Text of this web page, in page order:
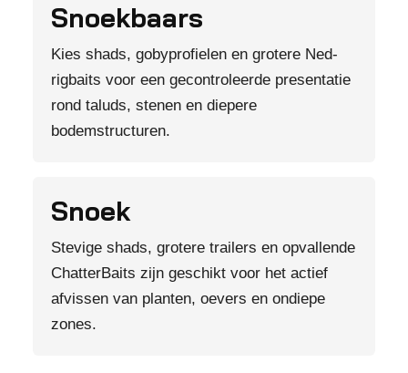
Snoekbaars
Kies shads, gobyprofielen en grotere Ned-
rigbaits voor een gecontroleerde presentatie
rond taluds, stenen en diepere
bodemstructuren.
Snoek
Stevige shads, grotere trailers en opvallende
ChatterBaits zijn geschikt voor het actief
afvissen van planten, oevers en ondiepe
zones.